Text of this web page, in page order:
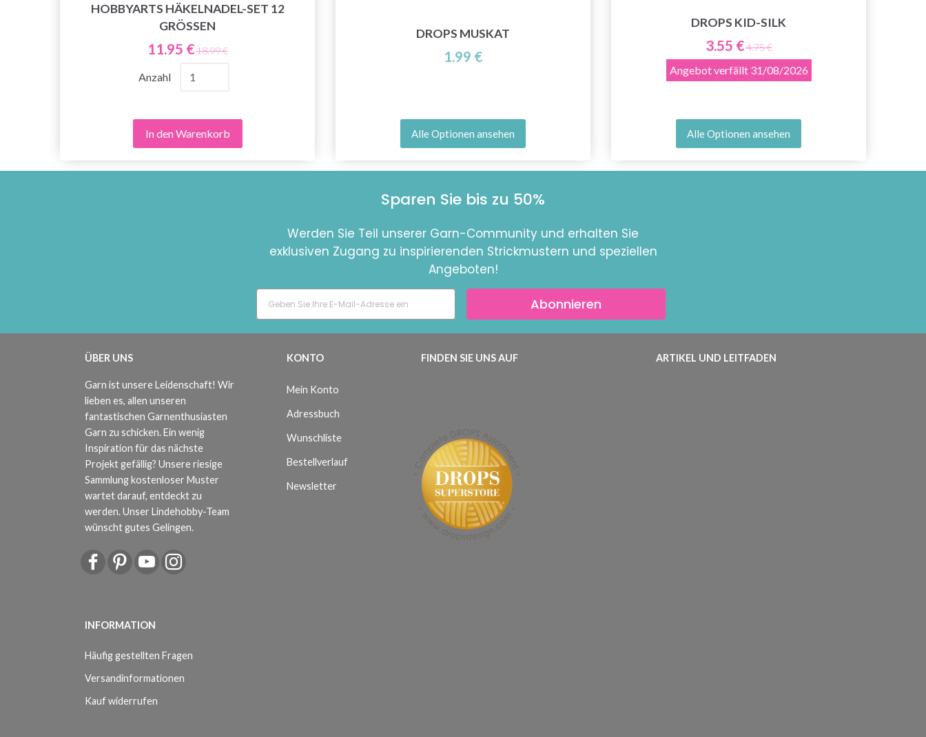
HOBBYARTS HÄKELNADEL-SET 12
GRÖSSEN
11.95 €18.99 €
Anzahl
In den Warenkorb
DROPS MUSKAT
1.99 €
Alle Optionen ansehen
DROPS KID-SILK
3.55 €4.75 €
Angebot verfällt 31/08/2026
Alle Optionen ansehen
Sparen Sie bis zu 50%
Werden Sie Teil unserer Garn-Community und erhalten Sie
exklusiven Zugang zu inspirierenden Strickmustern und speziellen
Angeboten!
Abonnieren
ÜBER UNS
Garn ist unsere Leidenschaft! Wir
lieben es, allen unseren
fantastischen Garnenthusiasten
Garn zu schicken. Ein wenig
Inspiration für das nächste
Projekt gefällig? Unsere riesige
Sammlung kostenloser Muster
wartet darauf, entdeckt zu
werden. Unser Lindehobby-Team
wünscht gutes Gelingen.
INFORMATION
Häufig gestellten Fragen
Versandinformationen
Kauf widerrufen
KONTO
Mein Konto
Adressbuch
Wunschliste
Bestellverlauf
Newsletter
FINDEN SIE UNS AUF ARTIKEL UND LEITFADEN